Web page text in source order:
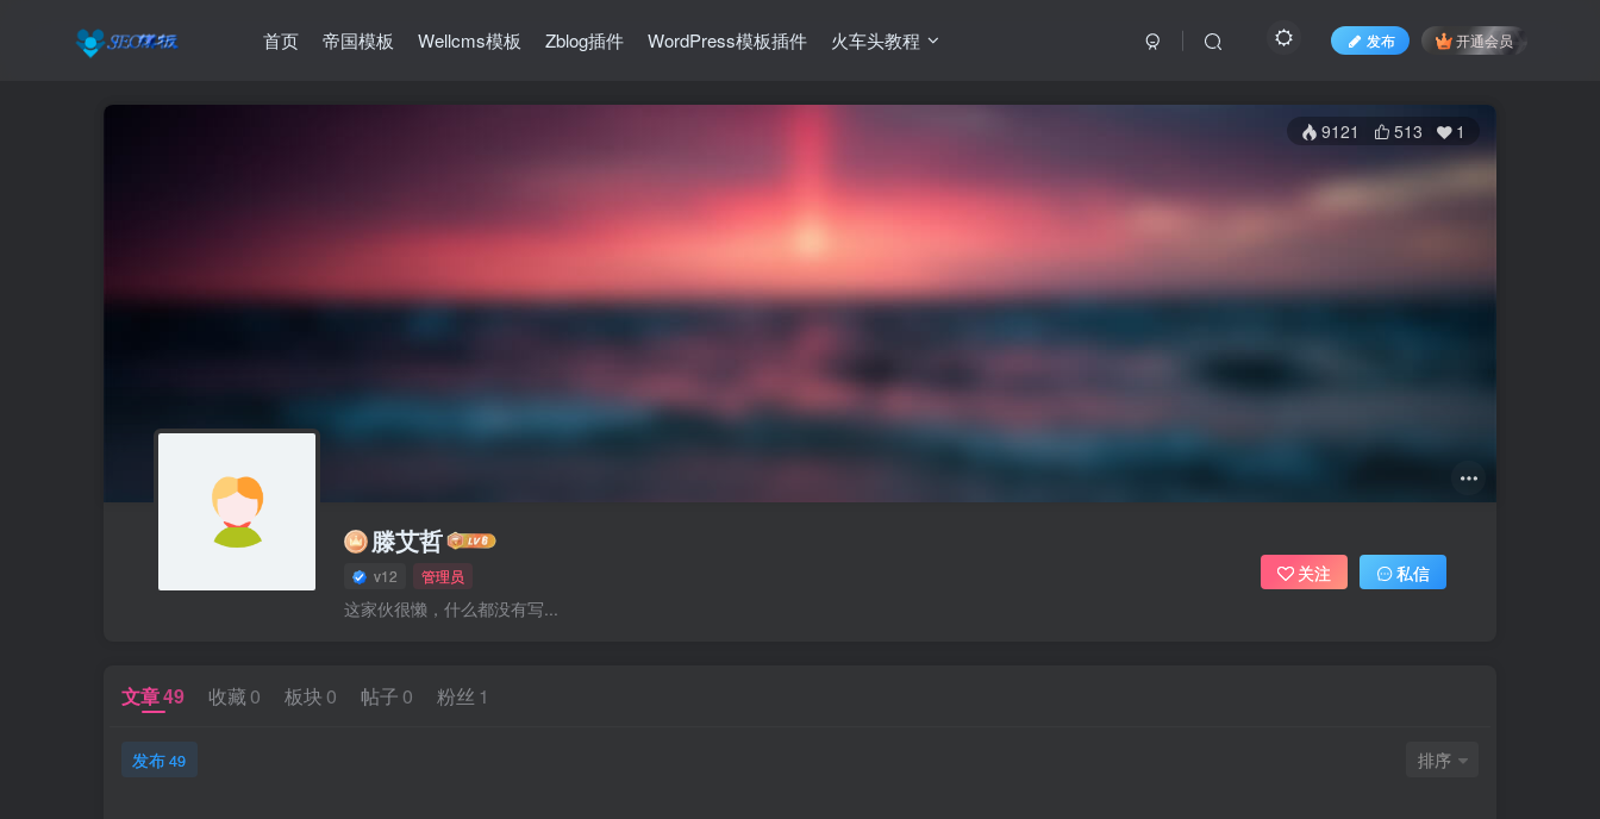
首页 帝国模板 Wellcms模板 Zblog插件 WordPress模板插件 火车头教程 发布 开通会员
9121 513 1
滕艾哲
v12 管理员
这家伙很懒，什么都没有写...
关注 私信
文章49 收藏 0 板块 0 帖子 0 粉丝 1
发布49 排序